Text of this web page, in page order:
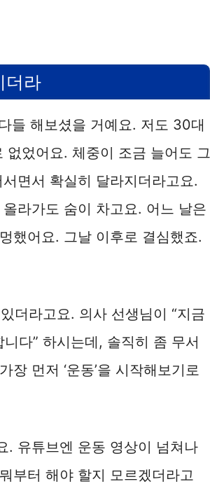
더라
들 해보셨을 거예요. 저도 30대
었어요. 체중이 조금 늘어도 그
면서 확실히 달라지더라고요.
라가도 숨이 차고요. 어느 날은
했어요. 그날 이후로 결심했죠.
더라고요. 의사 선생님이 “지금
다” 하시는데, 솔직히 좀 무서
먼저 ‘운동’을 시작해보기로
. 유튜브엔 운동 영상이 넘쳐나
부터 해야 할지 모르겠더라고